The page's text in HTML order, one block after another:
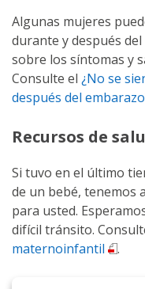
Algunas mujeres
durante y después
sobre los síntomas y
Consulte el ¿No se
después del
Recursos de
Si tuvo en el último
de un bebé, tenemos
para usted.
difícil tránsito.
maternoinfantil
.